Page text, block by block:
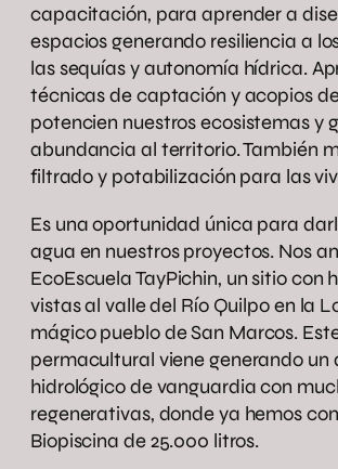
capacitación, para aprender a
espacios generando resiliencia a
las sequías y autonomía hídrica.
técnicas de captación y acopios
potencien nuestros ecosistemas y
abundancia al territorio. También
filtrado y potabilización para las
Es una oportunidad única para
agua en nuestros proyectos. Nos
EcoEscuela TayPichin, un sitio con
vistas al valle del Río Quilpo en la
mágico pueblo de San Marcos.
permacultural viene generando un
hidrológico de vanguardia con
regenerativas, donde ya hemos
Biopiscina de 25.000 litros.